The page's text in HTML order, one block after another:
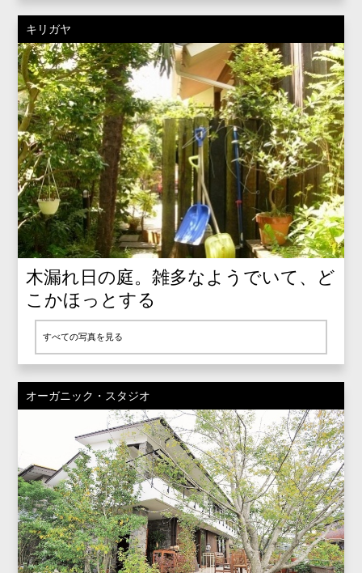
キリガヤ
木漏れ日の庭。雑多なようでいて、ど
こかほっとする
すべての写真を見る
オーガニック・スタジオ